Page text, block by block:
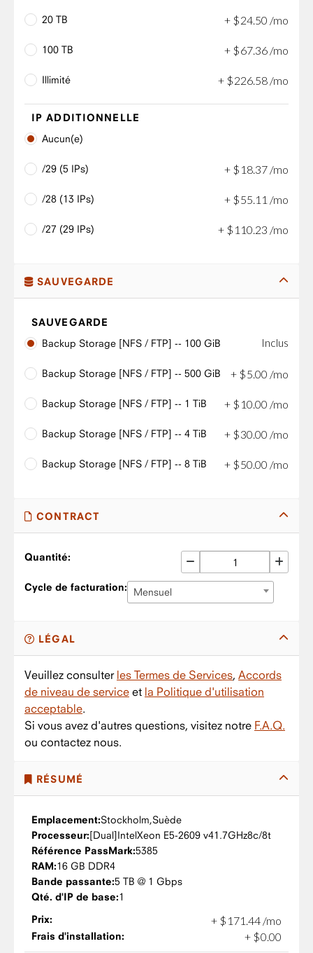
20 TB + $24.50 /mo
100 TB + $67.36 /mo
Illimité + $226 58 /mo
IP ADDITIONNELLE
Aucun(e)
/29 (5 IPs) + $ 18.37 /mo
/28 (13 IPs) + $55.11 /mo
/27 (29 IPs) + $ 110 23 /mo
SAUVEGARDE
SAUVEGARDE
Backup Storage [NFS / FTP] -- 100 GiB
Inclus
Backup Storage [NFS / FTP] -- 500 GiB + $5.00 /mo
Backup Storage [NFS / FTP] -- 1 TiB + $ 10.00 /mo
Backup Storage [NFS / FTP] -- 4 TiB + $30 00 /mo
Backup Storage [NFS / FTP] -- 8 TiB + $50 00 /mo
CONTRACT
Quantité:
Cycle de facturation: Mensuel
LÉGAL
Veuillez consulter les Termes de Services, Accords
de niveau de service et la Politique d'utilisation
acceptable.
Si vous avez d'autres questions, visitez notre F.A.Q.
ou contactez nous.
RÉSUMÉ
Emplacement:Stockholm,Suède
Processeur:
IntelXeon E5-2609 v41.7GHz8c/8t
Référence PassMark:5385
RAM:16 GB DDR4
Bande passante:5 TB @ 1 Gbps
Qté. d'IP de base:1
Prix:
+ $ 171 44 /mo
Frais d'installation: + $0.00